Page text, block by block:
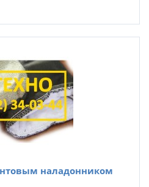
наладонником